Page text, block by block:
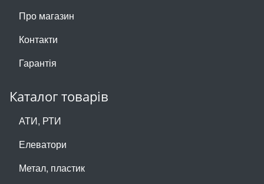
Про магазин
Контакти
Гарантія
Каталог товарів
АТИ, РТИ
Елеватори
Метал, пластик